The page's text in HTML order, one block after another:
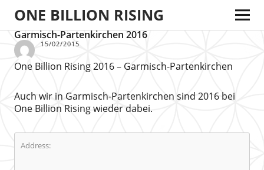
ONE BILLION RISING
Garmisch-Partenkirchen 2016
15/02/2015
One Billion Rising 2016 – Garmisch-Partenkirchen
Auch wir in Garmisch-Partenkirchen sind 2016 bei
One Billion Rising wieder dabei.
Address: